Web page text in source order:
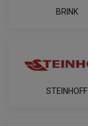
BRINK
STEINHOFF